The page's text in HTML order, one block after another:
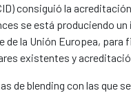
consiguió la
se está produciendo
la Unión Europea, para
existentes y
de blending con las que